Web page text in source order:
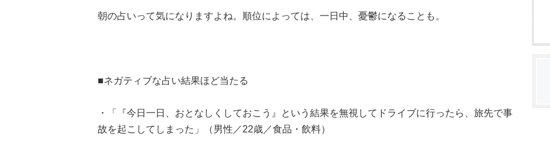
朝の占いって気になりますよね。順位によっては、一日中、憂鬱になることも。
■ネガティブな占い結果ほど当たる
・「『今日一日、おとなしくしておこう』という結果を無視してドライブに行ったら、旅先で事
故を起こしてしまった」（男性／22歳／食品・飲料）